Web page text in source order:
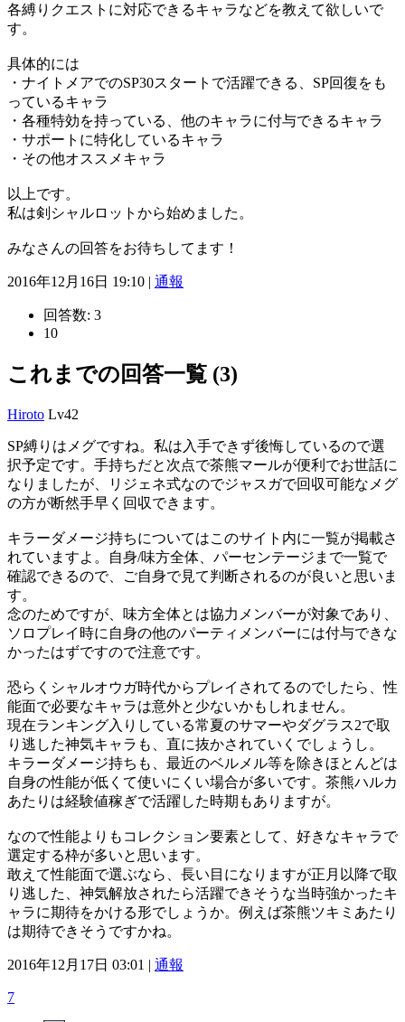
各縛りクエストに対応できるキャラなどを教えて欲しいで
す。
具体的には
・ナイトメアでのSP30スタートで活躍できる、SP回復をも
っているキャラ
・各種特効を持っている、他のキャラに付与できるキャラ
・サポートに特化しているキャラ
・その他オススメキャラ
以上です。
私は剣シャルロットから始めました。
みなさんの回答をお待ちしてます！
2016年12月16日 19:10 | 通報
回答数: 3
10
これまでの回答一覧 (3)
Hiroto Lv42
SP縛りはメグですね。私は入手できず後悔しているので選
択予定です。手持ちだと次点で茶熊マールが便利でお世話に
なりましたが、リジェネ式なのでジャスガで回収可能なメグ
の方が断然手早く回収できます。
キラーダメージ持ちについてはこのサイト内に一覧が掲載さ
れていますよ。自身/味方全体、パーセンテージまで一覧で
確認できるので、ご自身で見て判断されるのが良いと思いま
す。
念のためですが、味方全体とは協力メンバーが対象であり、
ソロプレイ時に自身の他のパーティメンバーには付与できな
かったはずですので注意です。
恐らくシャルオウガ時代からプレイされてるのでしたら、性
能面で必要なキャラは意外と少ないかもしれません。
現在ランキング入りしている常夏のサマーやダグラス2で取
り逃した神気キャラも、直に抜かされていくでしょうし。
キラーダメージ持ちも、最近のベルメル等を除きほとんどは
自身の性能が低くて使いにくい場合が多いです。茶熊ハルカ
あたりは経験値稼ぎで活躍した時期もありますが。
なので性能よりもコレクション要素として、好きなキャラで
選定する枠が多いと思います。
敢えて性能面で選ぶなら、長い目になりますが正月以降で取
り逃した、神気解放されたら活躍できそうな当時強かったキ
ャラに期待をかける形でしょうか。例えば茶熊ツキミあたり
は期待できそうですかね。
2016年12月17日 03:01 | 通報
7